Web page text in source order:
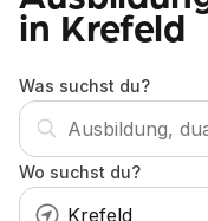
in Krefeld
Was suchst du?
Wo suchst du?